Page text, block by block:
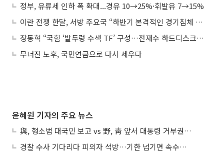
정부, 유류세 인하 폭 확대...경유 10→25%·휘발유 7→15%
이란 전쟁 한달, 서방 주요국 “하반기 본격적인 경기침체 우려”
장동혁 “국힘 ‘밭두렁 수색 TF’ 구성…전재수 하드디스크 찾는다”
무너진 노후, 국민연금으로 다시 세우다
윤혜원 기자의 주요 뉴스
與, 형소법 대국민 보고 vs 野, 靑 앞서 대통령 거부권 촉구
경찰 수사 기다리다 피의자 석방…기한 넘기면 속수무책